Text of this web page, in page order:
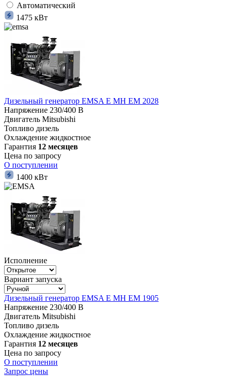
Автоматический
1475 кВт
Дизельный генератор EMSA E MH EM 2028
Напряжение 230/400 В
Двигатель Mitsubishi
Топливо дизель
Охлаждение жидкостное
Гарантия 12 месяцев
Цена по запросу
О поступлении
1400 кВт
Исполнение
Вариант запуска
Дизельный генератор EMSA E MH EM 1905
Напряжение 230/400 В
Двигатель Mitsubishi
Топливо дизель
Охлаждение жидкостное
Гарантия 12 месяцев
Цена по запросу
О поступлении
Запрос цены